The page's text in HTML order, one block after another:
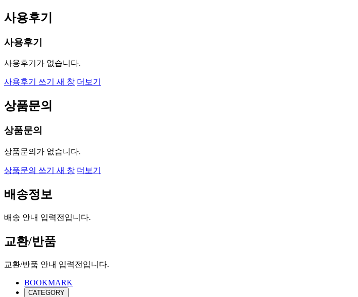
사용후기
사용후기
사용후기가 없습니다.
사용후기 쓰기 새 창 더보기
상품문의
상품문의
상품문의가 없습니다.
상품문의 쓰기 새 창 더보기
배송정보
배송 안내 입력전입니다.
교환/반품
교환/반품 안내 입력전입니다.
BOOKMARK
CATEGORY